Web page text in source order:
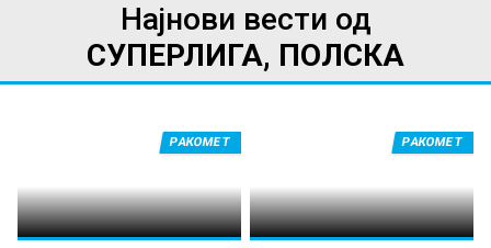
Најнови вести од
СУПЕРЛИГА, ПОЛСКА
РАКОМЕТ РАКОМЕТ